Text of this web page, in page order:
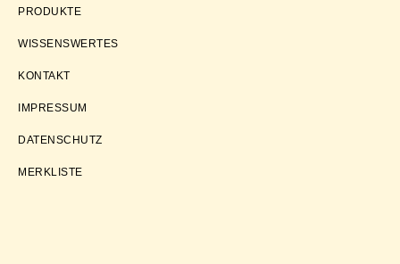
PRODUKTE
WISSENSWERTES
KONTAKT
IMPRESSUM
DATENSCHUTZ
MERKLISTE